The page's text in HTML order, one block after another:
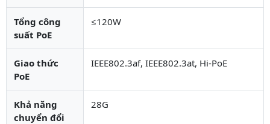
Tổng công
suất PoE
≤120W
Giao thức
PoE
IEEE802.3af, IEEE802.3at, Hi-PoE
Khả năng
chuyển đổi
28G